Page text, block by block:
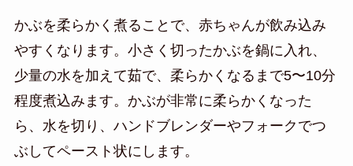
かぶを柔らかく煮ることで、赤ちゃんが飲み込み
やすくなります。小さく切ったかぶを鍋に入れ、
少量の水を加えて茹で、柔らかくなるまで5〜10分
程度煮込みます。かぶが非常に柔らかくなった
ら、水を切り、ハンドブレンダーやフォークでつ
ぶしてペースト状にします。